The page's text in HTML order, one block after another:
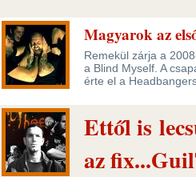
Magyarok az
Remekül zárja a
a Blind Myself. A
érte el a
Ettől is
az